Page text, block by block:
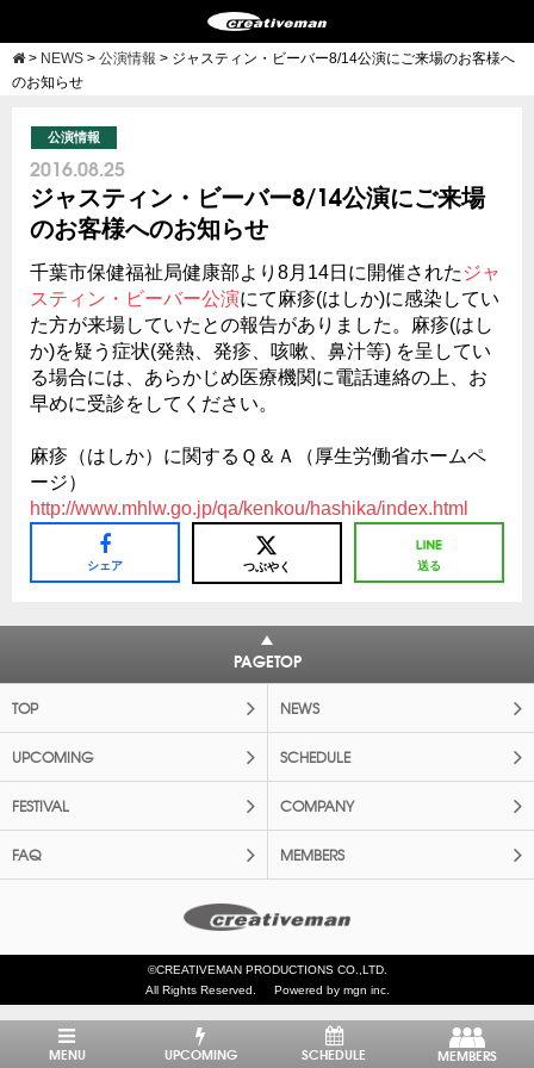
> NEWS > 公演情報 > ジャスティン・ビーバー8/14公演にご来場のお客様へ
のお知らせ
公演情報
2016.08.25
ジャスティン・ビーバー8/14公演にご来場
のお客様へのお知らせ
千葉市保健福祉局健康部より8月14日に開催された ジャ
スティン・ビーバー公演にて麻疹(はしか)に感染してい
た方が来場していたとの報告がありました。麻疹(はし
か)を疑う症状(発熱、発疹、咳嗽、鼻汁等) を呈してい
る場合には、あらかじめ医療機関に電話連絡の上、お
早めに受診をしてください。
麻疹（はしか）に関するＱ＆Ａ（厚生労働省ホームペ
ージ）
http://www.mhlw.go.jp/qa/kenkou/hashika/index.html
シェア つぶやく 送る
PAGETOP
TOP NEWS
UPCOMING SCHEDULE
FESTIVAL COMPANY
FAQ MEMBERS
©CREATIVEMAN PRODUCTIONS CO.,LTD.
All Rights Reserved.
Powered by mgn inc.
MENU UPCOMING SCHEDULE MEMBERS